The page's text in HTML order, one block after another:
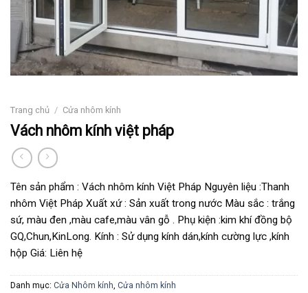
Trang chủ / Cửa nhôm kính
Vách nhôm kính việt pháp
Tên sản phẩm : Vách nhôm kính Việt Pháp Nguyên liệu :Thanh
nhôm Việt Pháp Xuất xứ : Sản xuất trong nước Màu sắc : trắng
sứ, màu đen ,màu cafe,màu vân gỗ . Phụ kiện :kim khí đồng bộ
GQ,Chun,KinLong. Kính : Sử dụng kính dán,kính cường lực ,kính
hộp Giá: Liên hệ
Danh mục: Cửa Nhôm kính, Cửa nhôm kính